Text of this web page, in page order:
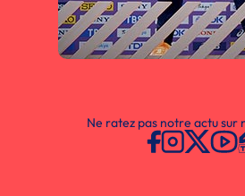
Ne ratez pas notre actu sur